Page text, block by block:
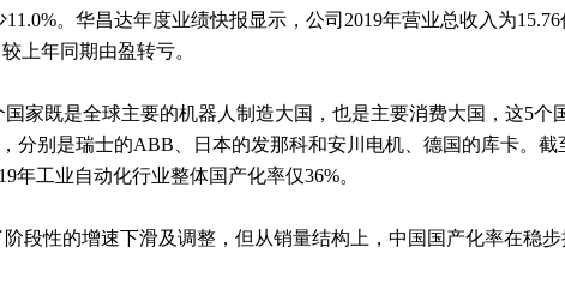
。华昌达年度业绩快报显示，公司2019年营业总收入为
上年同期由盈转亏。
家既是全球主要的机器人制造大国，也是主要消费大国，这5个
分别是瑞士的ABB、日本的发那科和安川电机、德国的库卡。截
年工业自动化行业整体国产化率仅36%。
段性的增速下滑及调整，但从销量结构上，中国国产化率在稳